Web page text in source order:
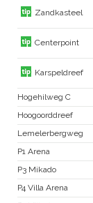
Zandkasteel
Centerpoint
Karspeldreef
Hogehilweg C
Hoogoorddreef
Lemelerbergweg
P1 Arena
P3 Mikado
P4 Villa Arena